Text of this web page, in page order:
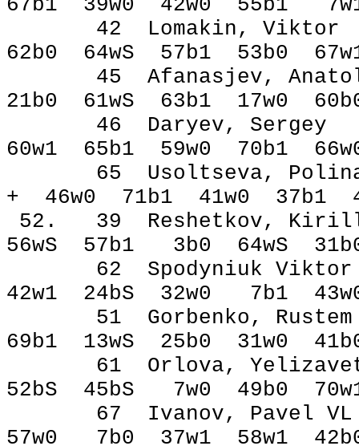
67b1 39w0 42w0 55b1
42 Lomakin,
62b0 64wЅ 57b1 53b0
45 Afanasjev,
21b0 61wЅ 63b1 17w0
46 Daryev,
60w1 65b1 59w0 70b1
65 Usoltseva,
+ 46w0 71b1 41w0
52. 39
56wЅ 57b1 3b0 64wЅ
62 Spodyniuk
42w1 24bЅ 32w0 7b1
51 Gorbenko,
69b1 13wЅ 25b0 31w0
61 Orlova,
52bЅ 45bЅ 7w0 49b0
67 Ivanov,
57w0 7b0 37w1 58w1